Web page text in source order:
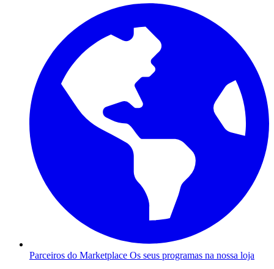
Parceiros do Marketplace Os seus programas na nossa loja